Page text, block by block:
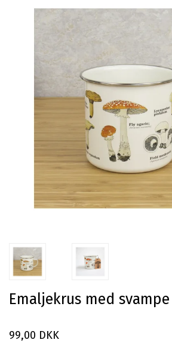
Emaljekrus med svampe
99,00 DKK